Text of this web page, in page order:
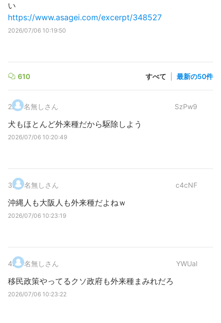
い
https://www.asagei.com/excerpt/348527
2026/07/06 10:19:50
610 すべて 最新の50件
2. 名無しさん SzPw9
犬もほとんど外来種だから駆除しよう
2026/07/06 10:20:49
3. 名無しさん c4cNF
沖縄人も大阪人も外来種だよねｗ
2026/07/06 10:23:19
4. 名無しさん YWUal
移民政策やってるクソ政府も外来種まみれだろ
2026/07/06 10:23:22